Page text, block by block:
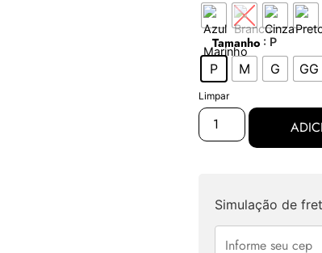
Tamanho : P
P M G GG
Limpar
Simulação de